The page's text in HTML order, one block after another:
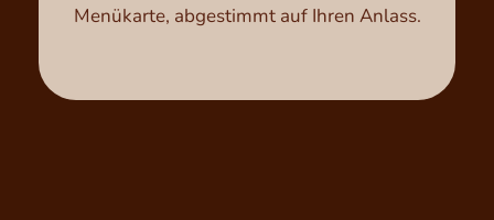
Menükarte, abgestimmt auf Ihren Anlass.